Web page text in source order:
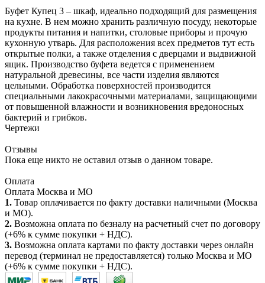
Буфет Купец 3 – шкаф, идеально подходящий для размещения
на кухне. В нем можно хранить различную посуду, некоторые
продукты питания и напитки, столовые приборы и прочую
кухонную утварь. Для расположения всех предметов тут есть
открытые полки, а также отделения с дверцами и выдвижной
ящик. Производство буфета ведется с применением
натуральной древесины, все части изделия являются
цельными. Обработка поверхностей производится
специальными лакокрасочными материалами, защищающими
от повышенной влажности и возникновения вредоносных
бактерий и грибков.
Чертежи
Отзывы
Пока еще никто не оставил отзыв о данном товаре.
Оплата
Оплата Москва и МО
1. Товар оплачивается по факту доставки наличными (Москва
и МО).
2. Возможна оплата по безналу на расчетный счет по договору
(+6% к сумме покупки + НДС).
3. Возможна оплата картами по факту доставки через онлайн
перевод (терминал не предоставляется) только Москва и МО
(+6% к сумме покупки + НДС).